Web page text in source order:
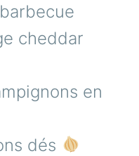
cheddar
en
dés